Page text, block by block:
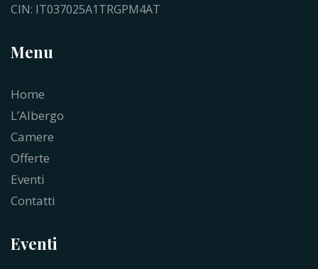
CIN: IT037025A1TRGPM4AT
Menu
Home
L’Albergo
Camere
Offerte
Eventi
Contatti
Eventi